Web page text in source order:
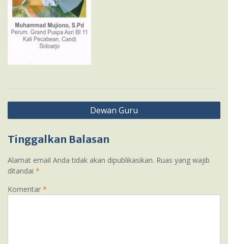
Navigasi
pos
Dewan Guru
Tinggalkan Balasan
Alamat email Anda tidak akan dipublikasikan. Ruas yang wajib
ditandai *
Komentar *